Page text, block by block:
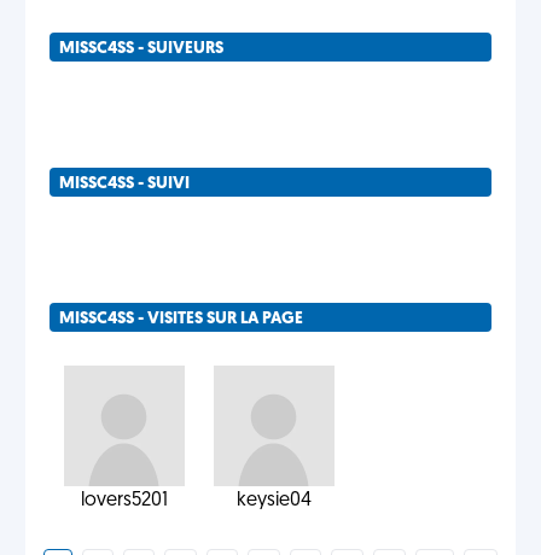
MISSC4SS - SUIVEURS
MISSC4SS - SUIVI
MISSC4SS - VISITES SUR LA PAGE
lovers5201 keysie04